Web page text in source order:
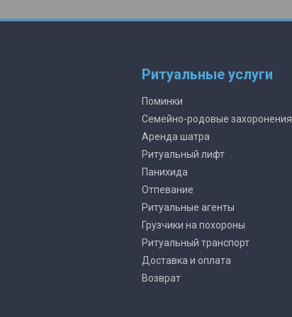
Ритуальные услуги
Поминки
Семейно-родовые захоронения
Аренда шатра
Ритуальный лифт
Панихида
Отпевание
Ритуальные агенты
Грузчики на похороны
Ритуальный транспорт
Доставка и оплата
Возврат